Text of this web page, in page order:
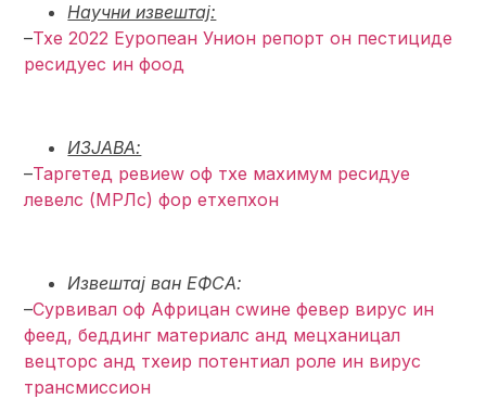
Научни извештај:
–Тхе 2022 Еуропеан Унион репорт он пестициде
ресидуес ин фоод
ИЗЈАВА:
–Таргетед ревиеw оф тхе маxимум ресидуе
левелс (МРЛс) фор етхепхон
Извештај ван ЕФСА:
–Сурвивал оф Африцан сwине февер вирус ин
феед, беддинг материалс анд мецханицал
вецторс анд тхеир потентиал роле ин вирус
трансмиссион